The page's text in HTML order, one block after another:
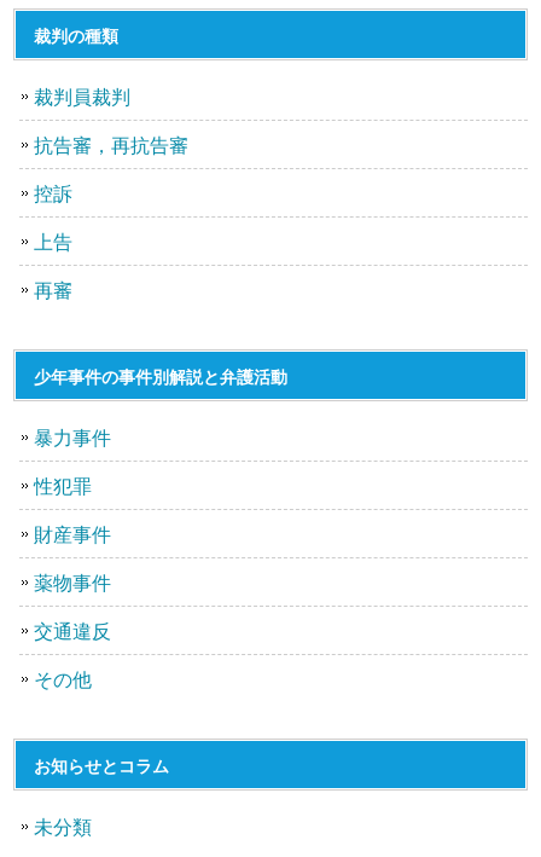
裁判の種類
裁判員裁判
抗告審，再抗告審
控訴
上告
再審
少年事件の事件別解説と弁護活動
暴力事件
性犯罪
財産事件
薬物事件
交通違反
その他
お知らせとコラム
未分類